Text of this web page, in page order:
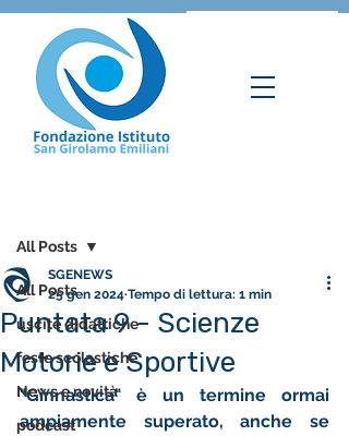
All Posts
uscite didattiche
feste scolastiche
News e novità
podcast
All Posts
Puntata 9 - Scienze
Motorie e Sportive
SGENEWS
25 gen 2024 Tempo di lettura: 1 min
"Ginnastica" è un termine ormai
ampiamente superato, anche se